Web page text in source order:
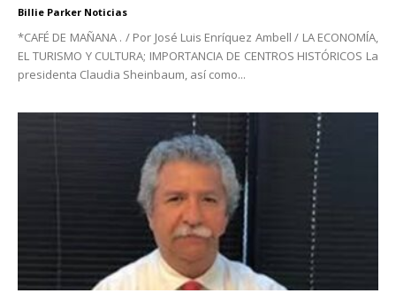
Billie Parker Noticias
*CAFÉ DE MAÑANA . / Por José Luis Enríquez Ambell / LA ECONOMÍA,
EL TURISMO Y CULTURA; IMPORTANCIA DE CENTROS HISTÓRICOS La
presidenta Claudia Sheinbaum, así como...